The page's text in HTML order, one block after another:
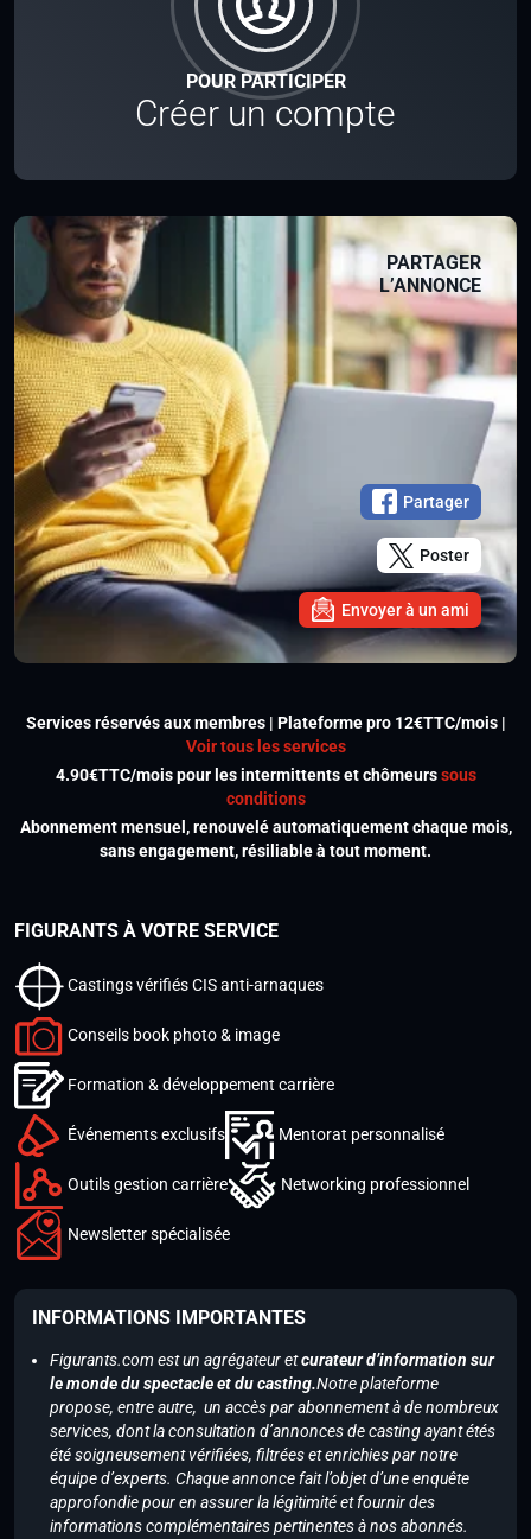
POUR PARTICIPER
Créer un compte
PARTAGER
L’ANNONCE
Partager
Poster
Envoyer à un ami
Services réservés aux membres | Plateforme pro 12€TTC/mois |
Voir tous les services
4.90€TTC/mois pour les intermittents et chômeurssous
conditions
Abonnement mensuel, renouvelé automatiquement chaque mois,
sans engagement, résiliable à tout moment.
FIGURANTS À VOTRE SERVICE
Castings vérifiés CIS anti-arnaques
Conseils book photo & image
Formation & développement carrière
Événements exclusifs Mentorat personnalisé
Outils gestion carrière Networking professionnel
Newsletter spécialisée
INFORMATIONS IMPORTANTES
Figurants.com est un agrégateur etcurateur d’information sur
le monde du spectacle et du casting.Notre plateforme
propose, entre autre, un accès par abonnement à de nombreux
services, dont la consultation d’annonces de casting ayant étés
été soigneusement vérifiées, filtrées et enrichies par notre
équipe d’experts. Chaque annonce fait l’objet d’une enquête
approfondie pour en assurer la légitimité et fournir des
informations complémentaires pertinentes à nos abonnés.